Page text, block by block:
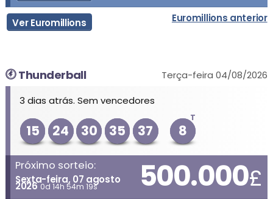
Ver Euromillions Euromillions anterior
Thunderball
Terça-feira 04/08/2026
3 dias atrás. Sem vencedores
15 24 30 35 37
T
8
Próximo sorteio:
Sexta-feira, 07 agosto
2026 0d 14h 54m 19s 500.000£